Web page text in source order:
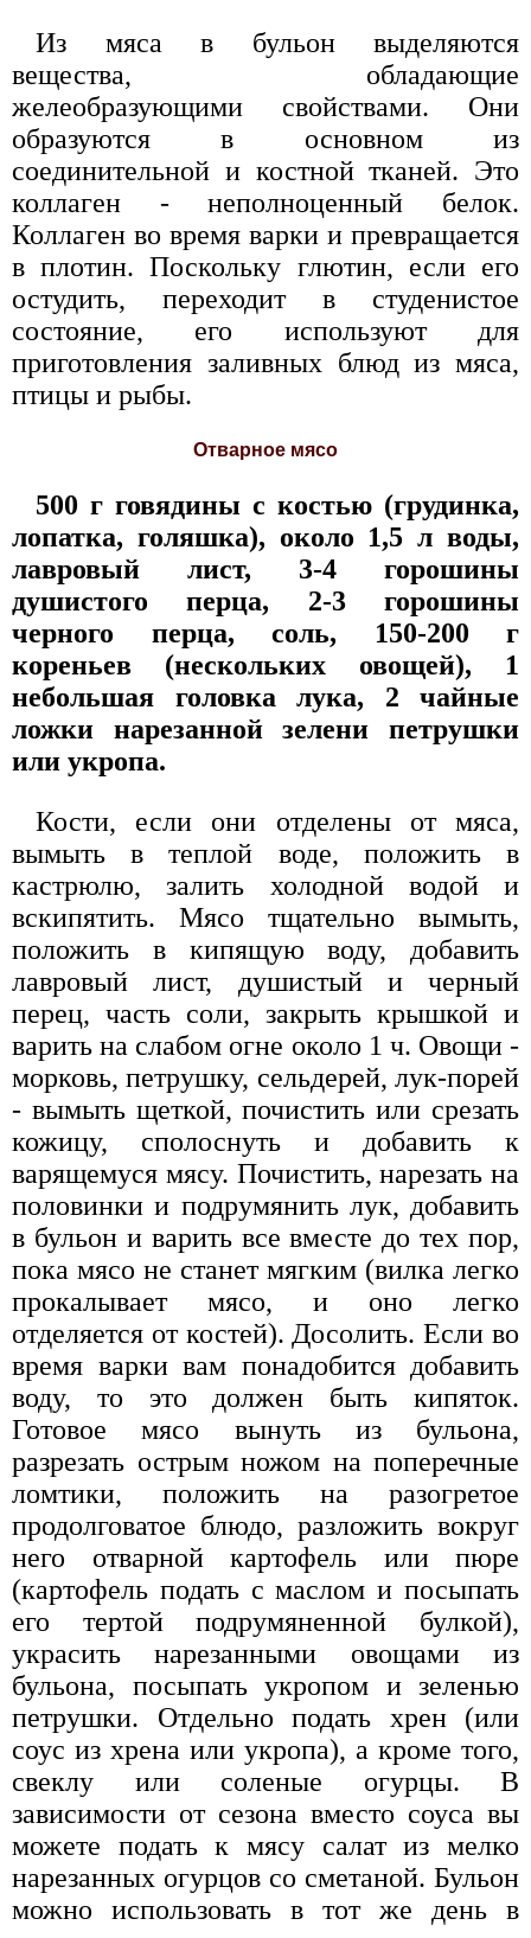
Из мяса в бульон выделяются
вещества, обладающие
желеобразующими свойствами. Они
образуются в основном из
соединительной и костной тканей. Это
коллаген - неполноценный белок.
Коллаген во время варки и превращается
в плотин. Поскольку глютин, если его
остудить, переходит в студенистое
состояние, его используют для
приготовления заливных блюд из мяса,
птицы и рыбы.
Отварное мясо
500 г говядины с костью (грудинка,
лопатка, голяшка), около 1,5 л воды,
лавровый лист, 3-4 горошины
душистого перца, 2-3 горошины
черного перца, соль, 150-200 г
кореньев (нескольких овощей), 1
небольшая головка лука, 2 чайные
ложки нарезанной зелени петрушки
или укропа.
Кости, если они отделены от мяса,
вымыть в теплой воде, положить в
кастрюлю, залить холодной водой и
вскипятить. Мясо тщательно вымыть,
положить в кипящую воду, добавить
лавровый лист, душистый и черный
перец, часть соли, закрыть крышкой и
варить на слабом огне около 1 ч. Овощи -
морковь, петрушку, сельдерей, лук-порей
- вымыть щеткой, почистить или срезать
кожицу, сполоснуть и добавить к
варящемуся мясу. Почистить, нарезать на
половинки и подрумянить лук, добавить
в бульон и варить все вместе до тех пор,
пока мясо не станет мягким (вилка легко
прокалывает мясо, и оно легко
отделяется от костей). Досолить. Если во
время варки вам понадобится добавить
воду, то это должен быть кипяток.
Готовое мясо вынуть из бульона,
разрезать острым ножом на поперечные
ломтики, положить на разогретое
продолговатое блюдо, разложить вокруг
него отварной картофель или пюре
(картофель подать с маслом и посыпать
его тертой подрумяненной булкой),
украсить нарезанными овощами из
бульона, посыпать укропом и зеленью
петрушки. Отдельно подать хрен (или
соус из хрена или укропа), а кроме того,
свеклу или соленые огурцы. В
зависимости от сезона вместо соуса вы
можете подать к мясу салат из мелко
нарезанных огурцов со сметаной. Бульон
можно использовать в тот же день в